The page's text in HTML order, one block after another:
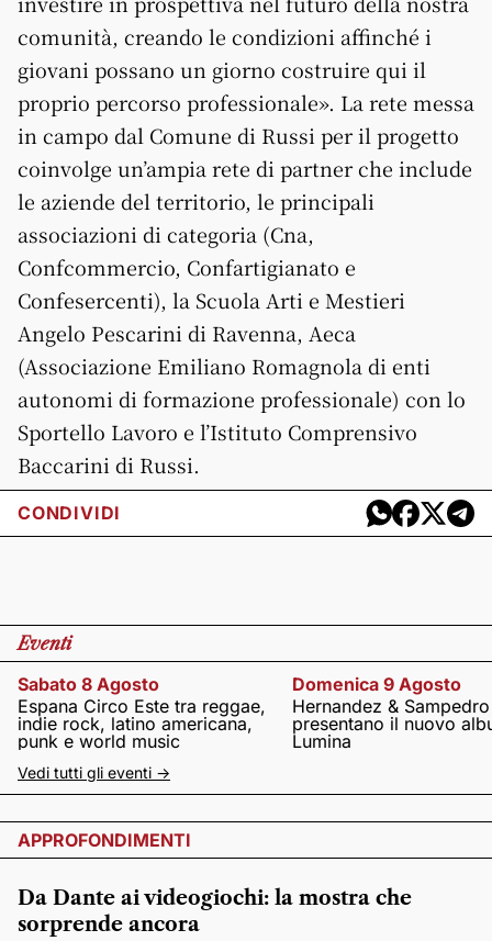
comunità, creando le condizioni affinché i
giovani possano un giorno costruire qui il
proprio percorso professionale». La rete messa
in campo dal Comune di Russi per il progetto
coinvolge un’ampia rete di partner che include
le aziende del territorio, le principali
associazioni di categoria (Cna,
Confcommercio, Confartigianato e
Confesercenti), la Scuola Arti e Mestieri
Angelo Pescarini di Ravenna, Aeca
(Associazione Emiliano Romagnola di enti
autonomi di formazione professionale) con lo
Sportello Lavoro e l’Istituto Comprensivo
Baccarini di Russi.
CONDIVIDI
Eventi
Sabato 8 Agosto
Espana Circo Este tra reggae,
indie rock, latino americana,
punk e world music
Domenica 9 Agosto
Hernandez & Sampedro
presentano il nuovo
Lumina
Vedi tutti gli eventi ->
APPROFONDIMENTI
Da Dante ai videogiochi: la mostra che
sorprende ancora